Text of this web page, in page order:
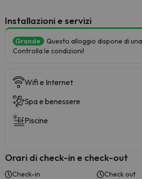
Installazioni e servizi
Grande Questo alloggio dispone di una
Controlla le condizioni!
Wifi e Internet
Spa e benessere
Piscine
Orari di check-in e check-out
Check-in Check out